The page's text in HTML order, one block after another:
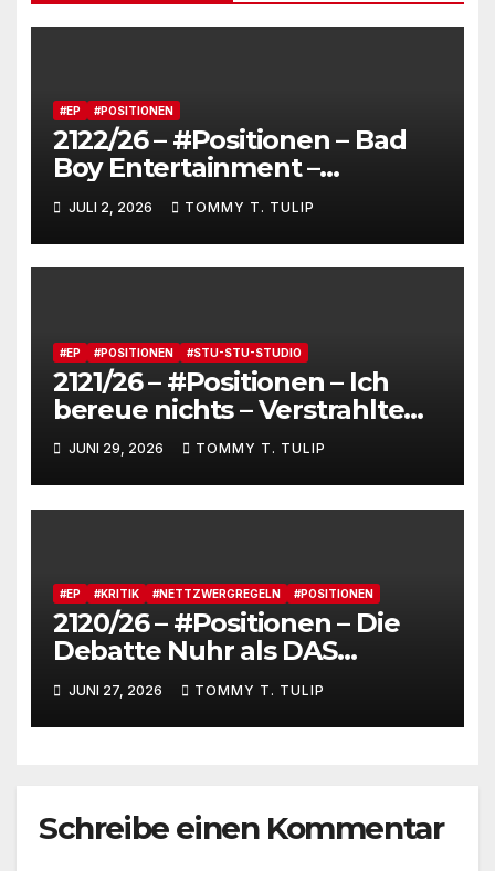
#EP #POSITIONEN
2122/26 – #Positionen – Bad
Boy Entertainment –
Fensterstürze, ungeheurer
Reichtum,
dienstverpflichtete
Claqueure und soziale
JULI 2, 2026 TOMMY T. TULIP
#EP #POSITIONEN #STU-STU-STUDIO
2121/26 – #Positionen – Ich
bereue nichts – Verstrahlte
Menschen, verstrahlte
Kommentare, verstrahltes
Gesamterlebnis auf Social
media
JUNI 29, 2026 TOMMY T. TULIP
#EP #KRITIK #NETTZWERGREGELN #POSITIONEN
2120/26 – #Positionen – Die
Debatte Nuhr als DAS
Shitbürgerthema des
Internets – 36° Grad, es wird
noch heißer #Tageslied
JUNI 27, 2026 TOMMY T. TULIP
Schreibe einen Kommentar